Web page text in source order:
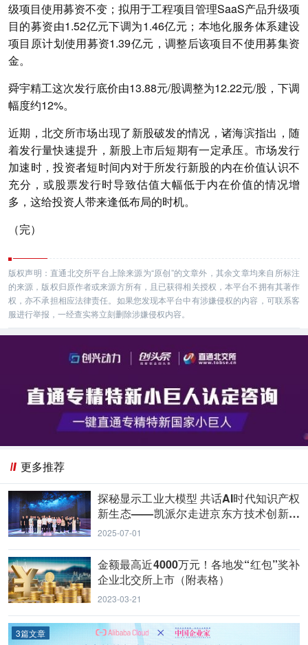
级项目使用募资不变；拟用于工程项目管理SaaS产品升级项
目的募资由1.52亿元下调为1.46亿元；本地化服务体系建设
项目原计划使用募资1.39亿元，调整后该项目不使用募集资
金。
舜宇精工这次发行底价由13.88元/股调整为12.22元/股，下调
幅度约12%。
近期，北交所市场出现了新股破发的情况，诸海滨指出，随
着发行量快速提升，新股上市后短期有一定承压。市场发行
加速时，投资者短时间内对于所发行新股的内在价值认识不
充分，或股票发行时导致估值大幅低于内在价值的情况增
多，这给投资人带来逢低布局的时机。
（完）
版权声明：直通北交所平台上除来源为“原创”的文章外，其余文章均来自所标注
的来源，版权归原作者或来源方所有，且已获得相关授权，本平台不拥有其著作
权，亦不承担相应法律责任。如果您发现本平台中有涉嫌侵权的内容，可联系客
服进行举报，一经查实将立刻删除涉嫌侵权内容。
更多推荐
探秘显示工业大模型 共话AI时代知识产权
新生态——凯派尔走进京东方技术创新中
心
2025-07-01
金额最高近4000万元！各地发“红包”奖补
企业北交所上市（附表格）
2023-03-21
3篇文章